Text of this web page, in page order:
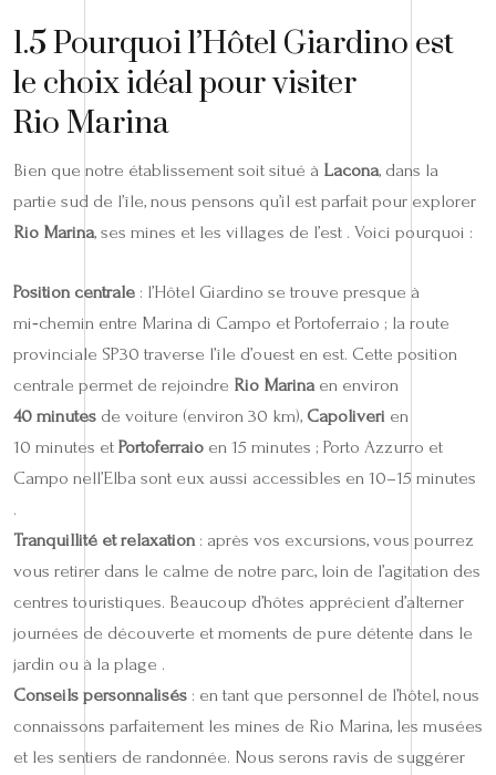
1.5 Pourquoi l’Hôtel Giardino est
le choix idéal pour visiter
Rio Marina
Bien que notre établissement soit situé à Lacona, dans la
partie sud de l’île, nous pensons qu’il est parfait pour explorer
Rio Marina, ses mines et les villages de l’est . Voici pourquoi :
Position centrale : l’Hôtel Giardino se trouve presque à
mi‑chemin entre Marina di Campo et Portoferraio ; la route
provinciale SP30 traverse l’île d’ouest en est. Cette position
centrale permet de rejoindre Rio Marinaen environ
40 minutes de voiture (environ 30 km), Capoliveri en
10 minutes et Portoferraio en 15 minutes ; Porto Azzurro et
Campo nell’Elba sont eux aussi accessibles en 10–15 minutes
.
Tranquillité et relaxation: après vos excursions, vous pourrez
vous retirer dans le calme de notre parc, loin de l’agitation des
centres touristiques. Beaucoup d’hôtes apprécient d’alterner
journées de découverte et moments de pure détente dans le
jardin ou à la plage .
Conseils personnalisés : en tant que personnel de l’hôtel, nous
connaissons parfaitement les mines de Rio Marina, les musées
et les sentiers de randonnée. Nous serons ravis de suggérer